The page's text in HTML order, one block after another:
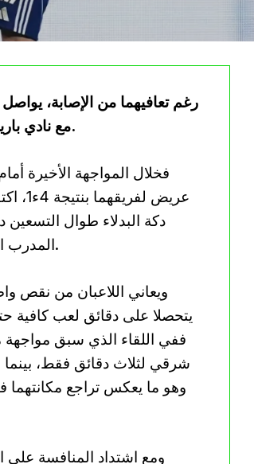
رغم تعافيهما من الإصابة،
مع نادي باريس إف سي، ما يثير العديد من التساؤلات حول وضعيتهما الفنية.
فخلال المواجهة الأخيرة
عريض
دكة البدلاء طوال
المدرب الاعتماد على خيارات أخرى.
ويعاني اللاعبان من نقص
يتحصلا على دقائق لعب كافية
ففي اللقاء الذي سبق مواجهة
وهو ما يعكس تراجع
ومع اشتداد المنافسة على